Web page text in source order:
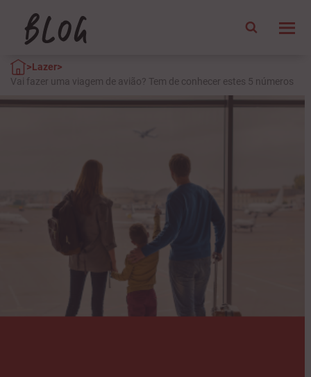
>Lazer>
Vai fazer uma viagem de avião? Tem de conhecer estes 5 números